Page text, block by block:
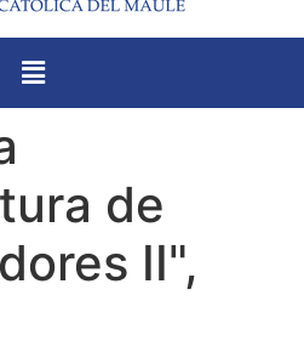
de
II",